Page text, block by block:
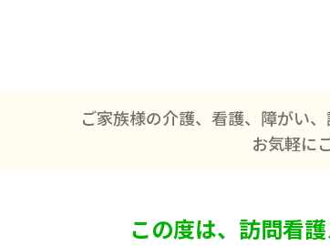
ご家族様の介護、看護、障がい、
お気軽に
この度は、訪問看